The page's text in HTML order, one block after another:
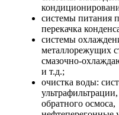
системы питания
перекачка
системы
металлорежущих
смазочно-
и т.д.;
очистка воды:
обратного осмоса,